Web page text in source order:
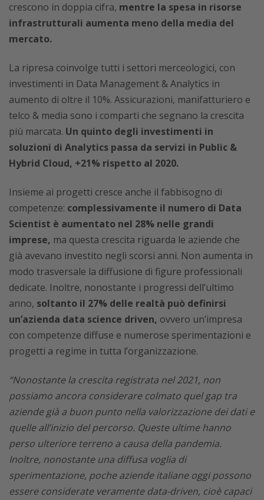
crescono in doppia cifra, mentre la spesa in risorse
infrastrutturali aumenta meno della media del
mercato.
La ripresa coinvolge tutti i settori merceologici, con
investimenti in Data Management & Analytics in
aumento di oltre il 10%. Assicurazioni, manifatturiero e
telco & media sono i comparti che segnano la crescita
più marcata. Un quinto degli investimenti in
soluzioni di Analytics passa da servizi in Public &
Hybrid Cloud, +21% rispetto al 2020.
Insieme ai progetti cresce anche il fabbisogno di
competenze: complessivamente il numero di Data
Scientist è aumentato nel 28% nelle grandi
imprese, ma questa crescita riguarda le aziende che
già avevano investito negli scorsi anni. Non aumenta in
modo trasversale la diffusione di figure professionali
dedicate. Inoltre, nonostante i progressi dell’ultimo
anno, soltanto il 27% delle realtà può definirsi
un’azienda data science driven, ovvero un’impresa
con competenze diffuse e numerose sperimentazioni e
progetti a regime in tutta l’organizzazione.
“Nonostante la crescita registrata nel 2021, non
possiamo ancora considerare colmato quel gap tra
aziende già a buon punto nella valorizzazione dei dati e
quelle all’inizio del percorso. Queste ultime hanno
perso ulteriore terreno a causa della pandemia.
Inoltre, nonostante una diffusa voglia di
sperimentazione, poche aziende italiane oggi possono
essere considerate veramente data-driven, cioè capaci